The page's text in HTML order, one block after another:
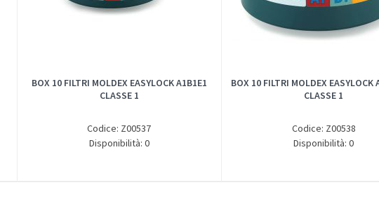
BOX 10 FILTRI MOLDEX EASYLOCK A1B1E1
CLASSE 1
Codice: Z00537
Disponibilità: 0
BOX 10 FILTRI MOLDEX EASYLOCK
CLASSE 1
Codice: Z00538
Disponibilità: 0